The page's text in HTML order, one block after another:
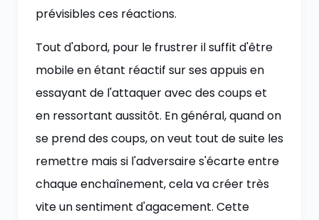
prévisibles ces réactions.
Tout d'abord, pour le frustrer il suffit d'être
mobile en étant réactif sur ses appuis en
essayant de l'attaquer avec des coups et
en ressortant aussitôt. En général, quand on
se prend des coups, on veut tout de suite les
remettre mais si l'adversaire s'écarte entre
chaque enchaînement, cela va créer très
vite un sentiment d'agacement. Cette